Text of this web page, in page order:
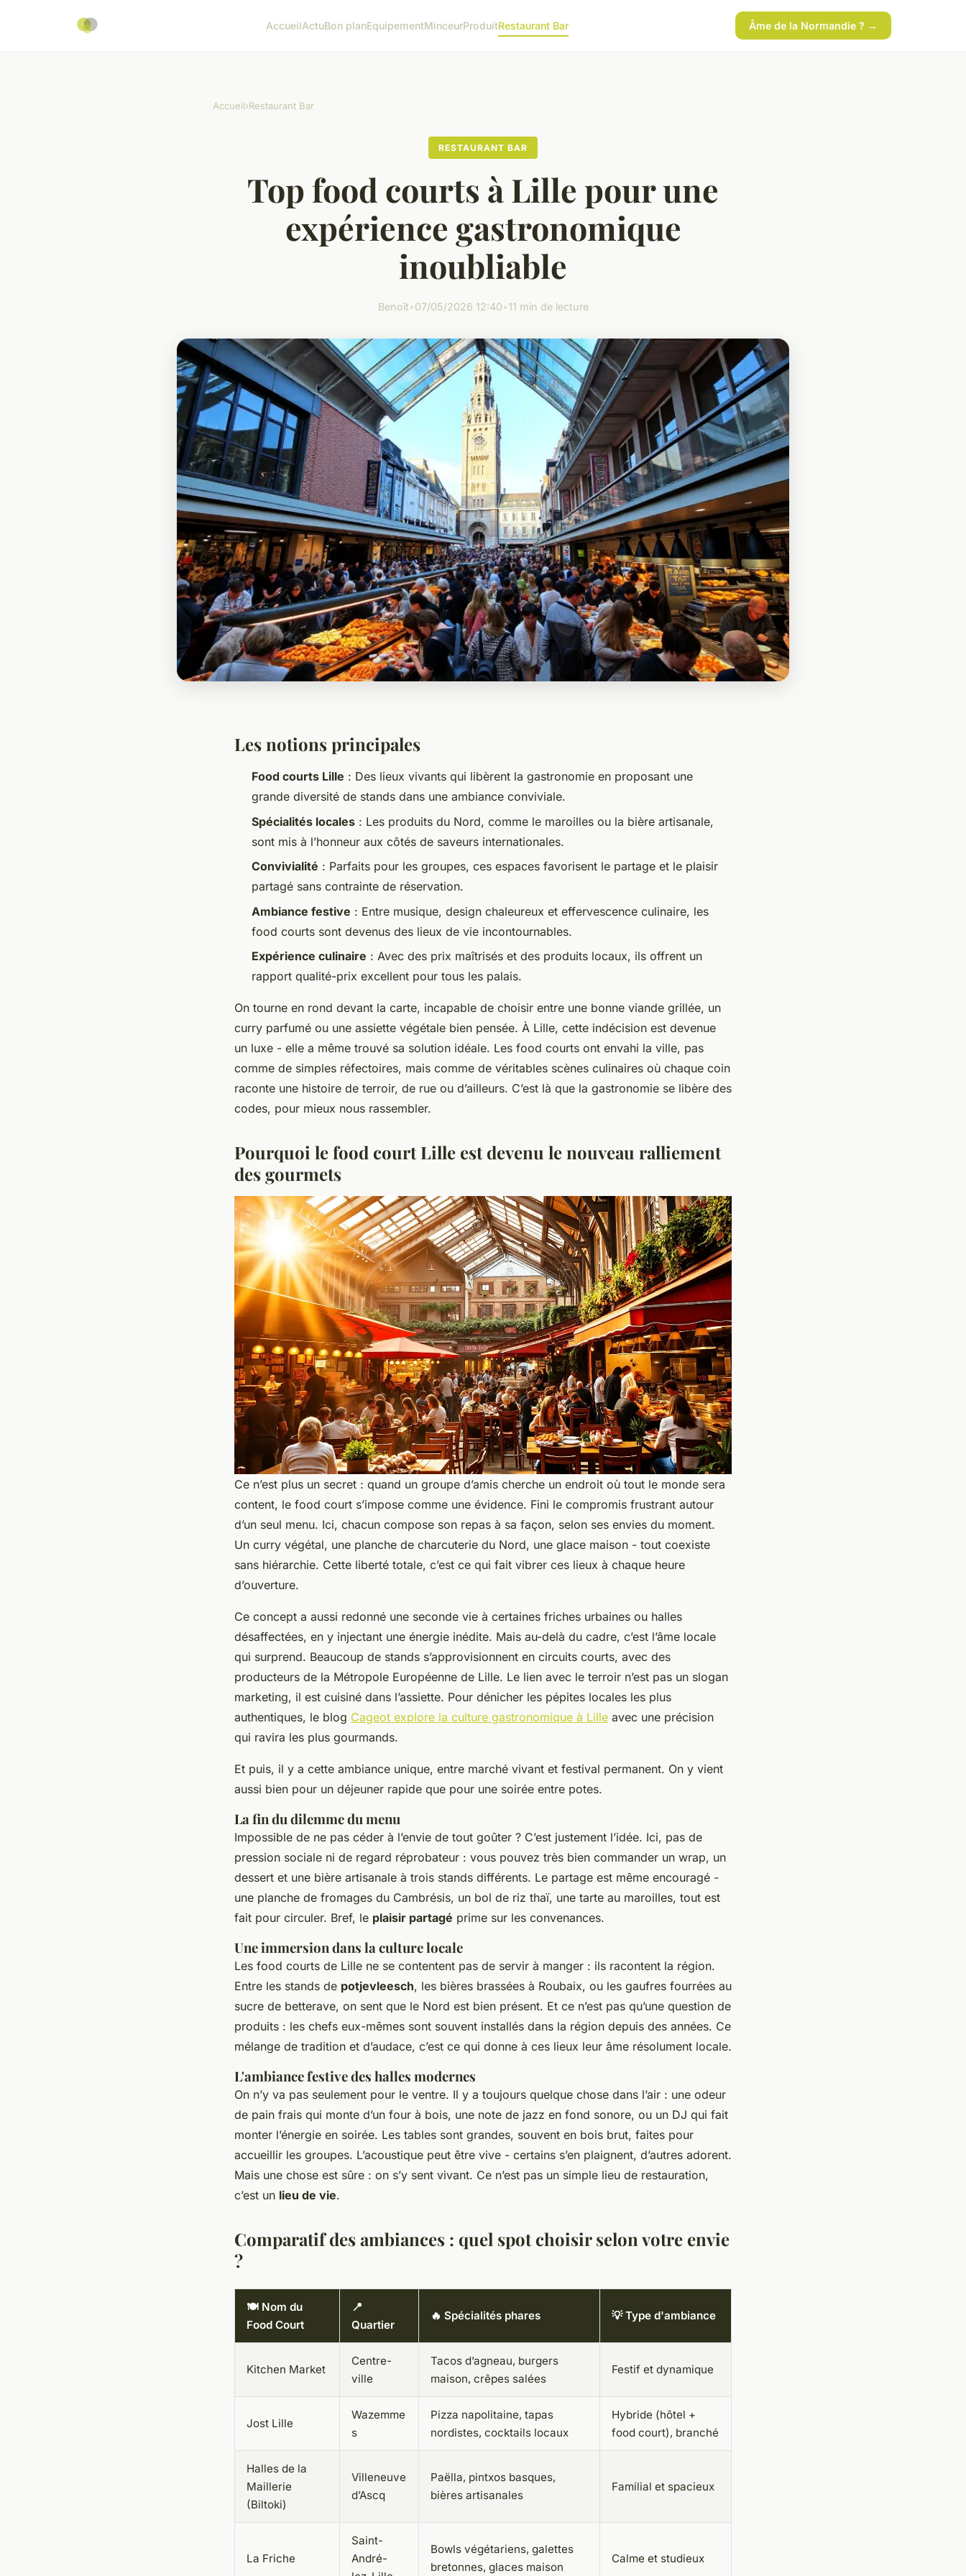
AccueilActuBon planEquipementMinceurProduitRestaurant Bar Âme de la Normandie ? →
Accueil›Restaurant Bar
RESTAURANT BAR
Top food courts à Lille pour une
expérience gastronomique
inoubliable
Benoît•07/05/2026 12:40•11 min de lecture
Les notions principales
Food courts Lille : Des lieux vivants qui libèrent la gastronomie en proposant une
grande diversité de stands dans une ambiance conviviale.
Spécialités locales : Les produits du Nord, comme le maroilles ou la bière artisanale,
sont mis à l’honneur aux côtés de saveurs internationales.
Convivialité : Parfaits pour les groupes, ces espaces favorisent le partage et le plaisir
partagé sans contrainte de réservation.
Ambiance festive : Entre musique, design chaleureux et effervescence culinaire, les
food courts sont devenus des lieux de vie incontournables.
Expérience culinaire : Avec des prix maîtrisés et des produits locaux, ils offrent un
rapport qualité-prix excellent pour tous les palais.
On tourne en rond devant la carte, incapable de choisir entre une bonne viande grillée, un
curry parfumé ou une assiette végétale bien pensée. À Lille, cette indécision est devenue
un luxe - elle a même trouvé sa solution idéale. Les food courts ont envahi la ville, pas
comme de simples réfectoires, mais comme de véritables scènes culinaires où chaque coin
raconte une histoire de terroir, de rue ou d’ailleurs. C’est là que la gastronomie se libère des
codes, pour mieux nous rassembler.
Pourquoi le food court Lille est devenu le nouveau ralliement
des gourmets
Ce n’est plus un secret : quand un groupe d’amis cherche un endroit où tout le monde sera
content, le food court s’impose comme une évidence. Fini le compromis frustrant autour
d’un seul menu. Ici, chacun compose son repas à sa façon, selon ses envies du moment.
Un curry végétal, une planche de charcuterie du Nord, une glace maison - tout coexiste
sans hiérarchie. Cette liberté totale, c’est ce qui fait vibrer ces lieux à chaque heure
d’ouverture.
Ce concept a aussi redonné une seconde vie à certaines friches urbaines ou halles
désaffectées, en y injectant une énergie inédite. Mais au-delà du cadre, c’est l’âme locale
qui surprend. Beaucoup de stands s’approvisionnent en circuits courts, avec des
producteurs de la Métropole Européenne de Lille. Le lien avec le terroir n’est pas un slogan
marketing, il est cuisiné dans l’assiette. Pour dénicher les pépites locales les plus
authentiques, le blog Cageot explore la culture gastronomique à Lille avec une précision
qui ravira les plus gourmands.
Et puis, il y a cette ambiance unique, entre marché vivant et festival permanent. On y vient
aussi bien pour un déjeuner rapide que pour une soirée entre potes.
La fin du dilemme du menu
Impossible de ne pas céder à l’envie de tout goûter ? C’est justement l’idée. Ici, pas de
pression sociale ni de regard réprobateur : vous pouvez très bien commander un wrap, un
dessert et une bière artisanale à trois stands différents. Le partage est même encouragé -
une planche de fromages du Cambrésis, un bol de riz thaï, une tarte au maroilles, tout est
fait pour circuler. Bref, le plaisir partagé prime sur les convenances.
Une immersion dans la culture locale
Les food courts de Lille ne se contentent pas de servir à manger : ils racontent la région.
Entre les stands de potjevleesch, les bières brassées à Roubaix, ou les gaufres fourrées au
sucre de betterave, on sent que le Nord est bien présent. Et ce n’est pas qu’une question de
produits : les chefs eux-mêmes sont souvent installés dans la région depuis des années. Ce
mélange de tradition et d’audace, c’est ce qui donne à ces lieux leur âme résolument locale.
L'ambiance festive des halles modernes
On n’y va pas seulement pour le ventre. Il y a toujours quelque chose dans l’air : une odeur
de pain frais qui monte d’un four à bois, une note de jazz en fond sonore, ou un DJ qui fait
monter l’énergie en soirée. Les tables sont grandes, souvent en bois brut, faites pour
accueillir les groupes. L’acoustique peut être vive - certains s’en plaignent, d’autres adorent.
Mais une chose est sûre : on s’y sent vivant. Ce n’est pas un simple lieu de restauration,
c’est un lieu de vie.
Comparatif des ambiances : quel spot choisir selon votre envie
?
🍽️ Nom du
Food Court
📍
Quartier
🔥 Spécialités phares 💡 Type d'ambiance
Kitchen Market
Centre-
ville
Tacos d’agneau, burgers
maison, crêpes salées
Festif et dynamique
Jost Lille
Wazemme
s
Pizza napolitaine, tapas
nordistes, cocktails locaux
Hybride (hôtel +
food court), branché
Halles de la
Maillerie
(Biltoki)
Villeneuve
d’Ascq
Paëlla, pintxos basques,
bières artisanales
Familial et spacieux
La Friche
Saint-
André-
Bowls végétariens, galettes
bretonnes, glaces maison
Calme et studieux